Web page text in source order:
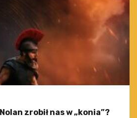
zrobił nas w „konia”?